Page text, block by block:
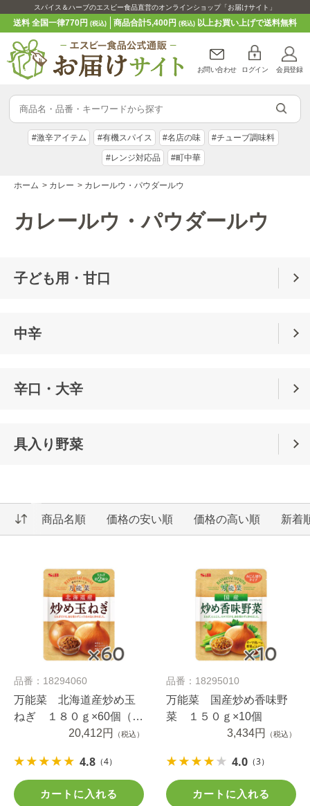
スパイス＆ハーブのエスビー食品直営のオンラインショップ「お届けサイト」
送料 全国一律770円(税込) 商品合計5,400円 (税込)以上お買い上げで送料無料
お問い合わせ ログイン 会員登録
#激辛アイテム #有機スパイス #名店の味 #チューブ調味料
#レンジ対応品 #町中華
ホーム > カレー > カレールウ・パウダールウ
カレールウ・パウダールウ
子ども用・甘口
中辛
辛口・大辛
具入り野菜
商品名順 価格の安い順 価格の高い順 新着
品番：18294060
万能菜 北海道産炒め玉
ねぎ １８０ｇ×60個（1
20,412円 （税込）
4.8 （4）
カートに入れる
品番：18295010
万能菜 国産炒め香味野
菜 １５０ｇ×10個
3,434円
（税込）
4.0 （3）
カートに入れる